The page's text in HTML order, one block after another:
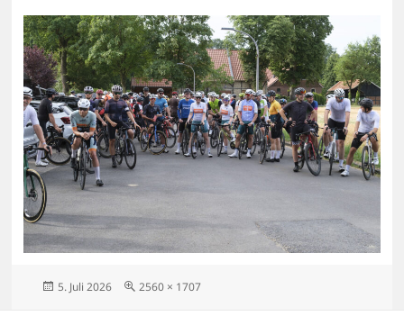
Veröffentlicht
5. Juli 2026 Originalgröße
2560 × 1707